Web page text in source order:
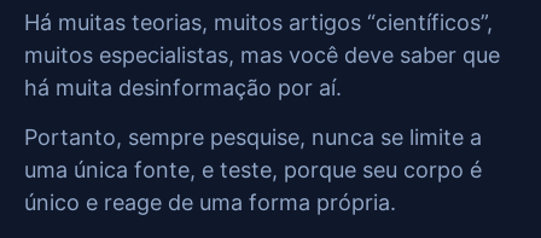
Há muitas teorias, muitos artigos “científicos”,
muitos especialistas, mas você deve saber que
há muita desinformação por aí.
Portanto, sempre pesquise, nunca se limite a
uma única fonte, e teste, porque seu corpo é
único e reage de uma forma própria.